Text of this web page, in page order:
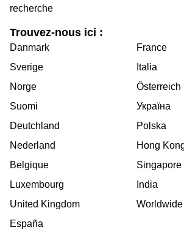
recherche
Trouvez-nous ici :
Danmark
Sverige
Norge
Suomi
Deutchland
Nederland
Belgique
Luxembourg
United Kingdom
España
France
Italia
Österreich
Україна
Polska
Hong
Singapore
India
Worldwide